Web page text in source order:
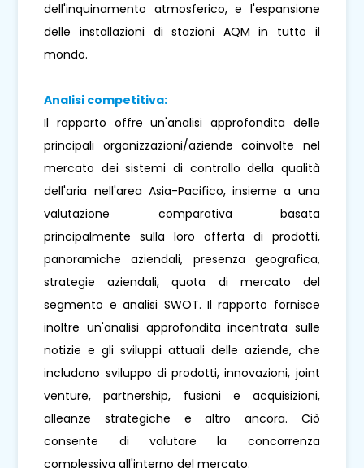
dell'inquinamento atmosferico, e l'espansione
delle installazioni di stazioni AQM in tutto il
mondo.
Analisi competitiva:
Il rapporto offre un'analisi approfondita delle
principali organizzazioni/aziende coinvolte nel
mercato dei sistemi di controllo della qualità
dell'aria nell'area Asia-Pacifico, insieme a una
valutazione comparativa basata
principalmente sulla loro offerta di prodotti,
panoramiche aziendali, presenza geografica,
strategie aziendali, quota di mercato del
segmento e analisi SWOT. Il rapporto fornisce
inoltre un'analisi approfondita incentrata sulle
notizie e gli sviluppi attuali delle aziende, che
includono sviluppo di prodotti, innovazioni, joint
venture, partnership, fusioni e acquisizioni,
alleanze strategiche e altro ancora. Ciò
consente di valutare la concorrenza
complessiva all'interno del mercato.